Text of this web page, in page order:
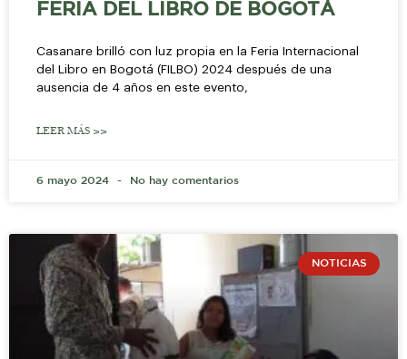
FERIA DEL LIBRO DE BOGOTÁ
Casanare brilló con luz propia en la Feria Internacional
del Libro en Bogotá (FILBO) 2024 después de una
ausencia de 4 años en este evento,
LEER MÁS >>
6 mayo 2024 No hay comentarios
NOTICIAS